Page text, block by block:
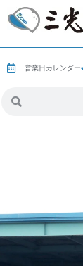
営業日カレンダー